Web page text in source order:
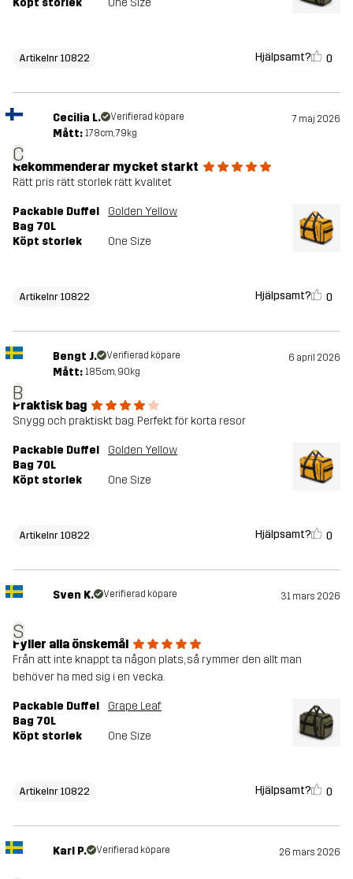
Artikelnr 10822 Hjälpsamt? 0
C
Cecilia L. Verifierad köpare 7 maj 2026
Mått: 178cm, 79kg
Rekommenderar mycket starkt
Rätt pris rätt storlek rätt kvalitet
Packable Duffel
Bag 70L
Golden Yellow
Köpt storlek One Size
Artikelnr 10822 Hjälpsamt? 0
B
Bengt J. Verifierad köpare 6 april 2026
Mått: 185cm, 90kg
Praktisk bag
Snygg och praktiskt bag. Perfekt för korta resor
Packable Duffel
Bag 70L
Golden Yellow
Köpt storlek One Size
Artikelnr 10822 Hjälpsamt? 0
S
Sven K. Verifierad köpare 31 mars 2026
Fyller alla önskemål
Från att inte knappt ta någon plats, så rymmer den allt man
behöver ha med sig i en vecka.
Packable Duffel
Bag 70L
Grape Leaf
Köpt storlek One Size
Artikelnr 10822 Hjälpsamt? 0
Karl P. Verifierad köpare 26 mars 2026